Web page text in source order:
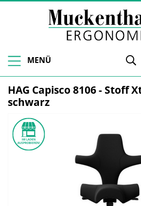
MENÜ
HAG Capisco 8106 - Stoff
schwarz